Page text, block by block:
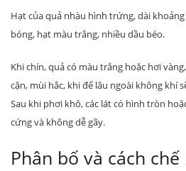
Hạt của quả nhàu hình trứng, dài
bóng, hạt màu trắng, nhiều dầu béo.
Khi chín, quả có màu trắng hoặc hơi
cặn, mùi hắc, khi để lâu ngoài không khí
Sau khi phơi khô, các lát có hình tròn
cứng và không dễ gãy.
Phân bố và cách chế